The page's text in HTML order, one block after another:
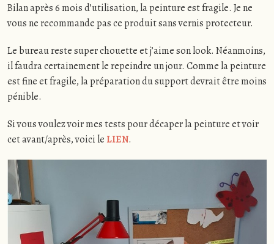
Bilan après 6 mois d’utilisation, la peinture est fragile. Je ne
vous ne recommande pas ce produit sans vernis protecteur.
Le bureau reste super chouette et j’aime son look. Néanmoins,
il faudra certainement le repeindre un jour. Comme la peinture
est fine et fragile, la préparation du support devrait être moins
pénible.
Si vous voulez voir mes tests pour décaper la peinture et voir
cet avant/après, voici le LIEN.